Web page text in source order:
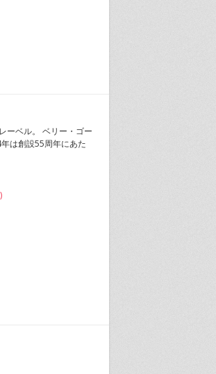
ーベル。 ベリー・ゴー
は創設55周年にあた